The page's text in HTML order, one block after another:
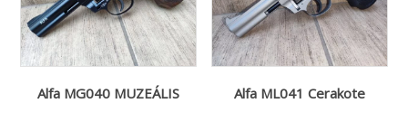
Alfa MG040 MUZEÁLIS Alfa ML041 Cerakote